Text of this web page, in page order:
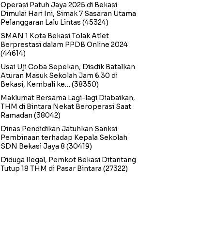
Operasi Patuh Jaya 2025 di Bekasi
Dimulai Hari Ini, Simak 7 Sasaran Utama
Pelanggaran Lalu Lintas (45324)
SMAN 1 Kota Bekasi Tolak Atlet
Berprestasi dalam PPDB Online 2024
(44614)
Usai Uji Coba Sepekan, Disdik Batalkan
Aturan Masuk Sekolah Jam 6.30 di
Bekasi, Kembali ke… (38350)
Maklumat Bersama Lagi-lagi Diabaikan,
THM di Bintara Nekat Beroperasi Saat
Ramadan (38042)
Dinas Pendidikan Jatuhkan Sanksi
Pembinaan terhadap Kepala Sekolah
SDN Bekasi Jaya 8 (30419)
Diduga Ilegal, Pemkot Bekasi Ditantang
Tutup 18 THM di Pasar Bintara (27322)